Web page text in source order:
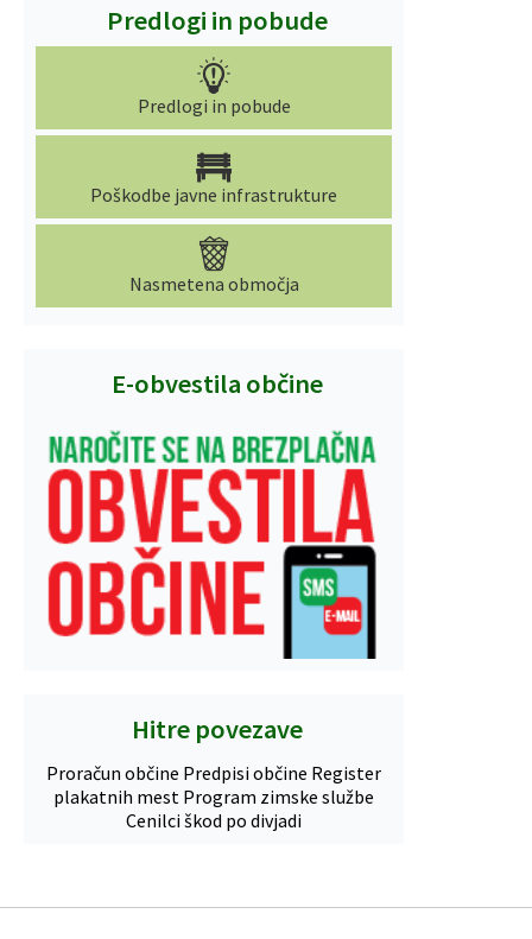
Predlogi in pobude
Predlogi in pobude
Poškodbe javne infrastrukture
Nasmetena območja
E-obvestila občine
Hitre povezave
Proračun občine Predpisi občine Register
plakatnih mest Program zimske službe
Cenilci škod po divjadi